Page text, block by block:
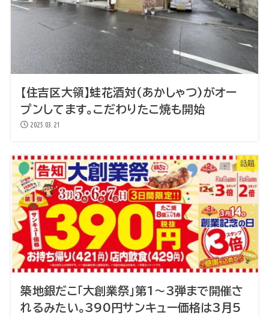
【住吉区大領】蛙花酒対(あかしゃつ)がオー
プンしてます。こだわりたこ焼も開始
2025.03.21
話題
築地銀だこ「大創業祭」第1～3弾まで開催さ
れるみたい。390円サンキュー価格は3月5